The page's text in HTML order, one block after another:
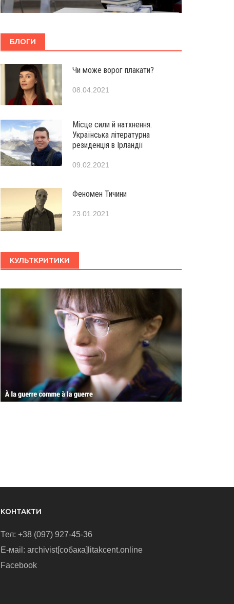
БЛОГИ
Чи може ворог плакати?
08.04.2021
Місце сили й натхнення.
Українська літературна
резиденція в Ірландії
09.02.2021
Феномен Тичини
23.01.2021
КУЛЬТКРИТИКИ
КОНТАКТИ
Тел: +38 (097) 927-45-36
E-маіl: archivist[собака]litakcent.online
Facebook